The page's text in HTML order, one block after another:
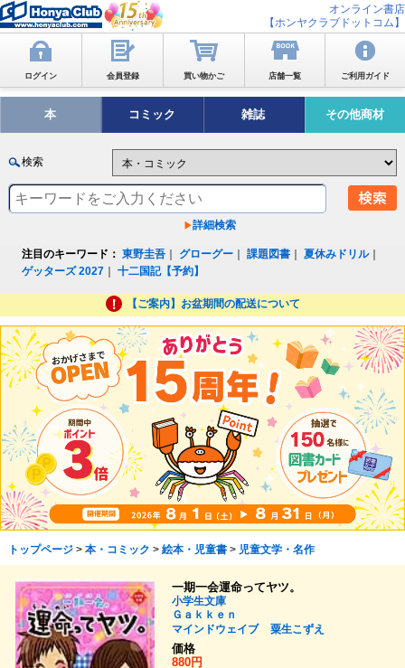
オンライン書店
【ホンヤクラブドットコム】
ログイン 会員登録 買い物かご 店舗一覧 ご利用ガイド
本 コミック 雑誌 その他商材
検索
詳細検索
注目のキーワード： 東野圭吾 グローグー ｜課題図書 ｜夏休みドリル｜
ゲッターズ 2027 ｜十二国記【予約】
【ご案内】お盆期間の配送について
トップページ> 本・コミック > 絵本・児童書> 児童文学・名作
一期一会運命ってヤツ。
小学生文庫
Ｇａｋｋｅｎ
マインドウェイブ
粟生こずえ
価格
880円